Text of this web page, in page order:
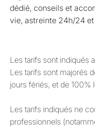
dédié, conseils et
vie, astreinte 24h/24 et
Les tarifs sont indiqués
Les tarifs sont majorés
jours fériés, et de 100%
Les tarifs indiqués ne
professionnels